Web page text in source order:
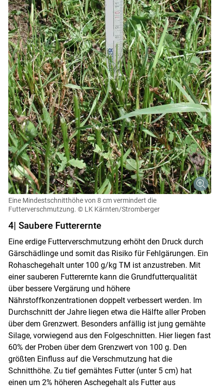
Eine Mindestschnitthöhe von 8 cm vermindert die
Futterverschmutzung. © LK Kärnten/Stromberger
4| Saubere Futterernte
Eine erdige Futterverschmutzung erhöht den Druck durch
Gärschädlinge und somit das Risiko für Fehlgärungen. Ein
Rohaschegehalt unter 100 g/​kg TM ist anzustreben. Mit
einer sauberen Futterernte kann die Grundfutterqualität
über bessere Vergärung und höhere
Nährstoffkonzentrationen doppelt verbessert werden. Im
Durchschnitt der Jahre liegen etwa die Hälfte aller Proben
über dem Grenzwert. Besonders anfällig ist jung gemähte
Silage, vorwiegend aus den Folgeschnitten. Hier liegen fast
60% der Proben über dem Grenzwert von 100 g. Den
größten Einfluss auf die Verschmutzung hat die
Schnitthöhe. Zu tief gemähtes Futter (unter 5 cm) hat
einen um 2% höheren Aschegehalt als Futter aus